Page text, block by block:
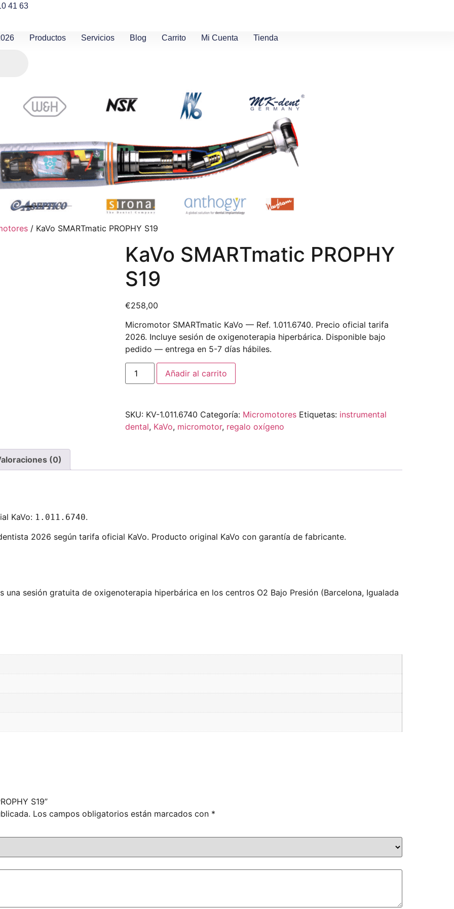
41 63
Productos Servicios Blog Carrito Mi Cuenta Tienda
/ KaVo SMARTmatic PROPHY S19
KaVo SMARTmatic PROPHY
S19
€258,00
Micromotor SMARTmatic KaVo — Ref. 1.011.6740. Precio oficial tarifa
2026. Incluye sesión de oxigenoterapia hiperbárica. Disponible bajo
pedido — entrega en 5-7 días hábiles.
Añadir al carrito
SKU: KV-1.011.6740 Categoría: Micromotores Etiquetas: instrumental
dental, KaVo, micromotor, regalo oxígeno
(0)
KaVo: 1.011.6740.
2026 según tarifa oficial KaVo. Producto original KaVo con garantía de fabricante.
una sesión gratuita de oxigenoterapia hiperbárica en los centros O2 Bajo Presión (Barcelona, Igualada
S19”
Los campos obligatorios están marcados con *